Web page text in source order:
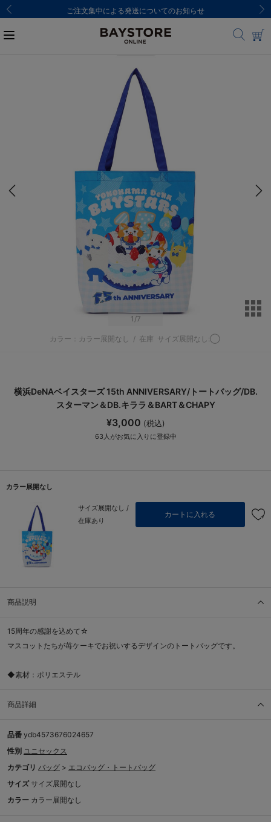
ご注文集中による発送についてのお知らせ
1 /7
カラー：カラー展開なし / 在庫 サイズ展開なし:◯
横浜DeNAベイスターズ 15th ANNIVERSARY/トートバッグ/DB.
スターマン＆DB.キララ＆BART＆CHAPY
¥3,000 (税込)
63 人がお気に入りに登録中
カラー展開なし
サイズ展開なし /
在庫あり
カートに入れる
商品説明
15周年の感謝を込めて☆
マスコットたちが苺ケーキでお祝いするデザインのトートバッグです。
◆素材：ポリエステル
商品詳細
品番 ydb4573676024657
性別 ユニセックス
カテゴリ バッグ > エコバッグ・トートバッグ
サイズ サイズ展開なし
カラー カラー展開なし